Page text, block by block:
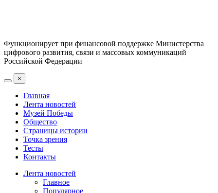
Функционирует при финансовой поддержке Министерства
цифрового развития, связи и массовых коммуникаций
Российской Федерации
×
Главная
Лента новостей
Музей Победы
Общество
Страницы истории
Точка зрения
Тесты
Контакты
Лента новостей
Главное
Популярное